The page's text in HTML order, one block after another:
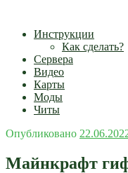
Инструкции
Как сделать?
Сервера
Видео
Карты
Моды
Читы
Опубликовано
Майнкрафт